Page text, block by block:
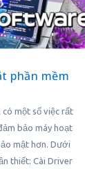
phần mềm
có một số việc rất
bảo máy hoạt
mật hơn. Dưới
thiết: Cài Driver